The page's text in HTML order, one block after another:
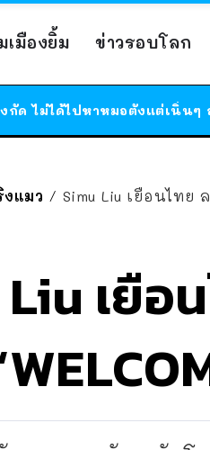
เมืองยิ้ม ข่าวรอบโลก
งแมว / Simu Liu เยือนไทย
เยือ